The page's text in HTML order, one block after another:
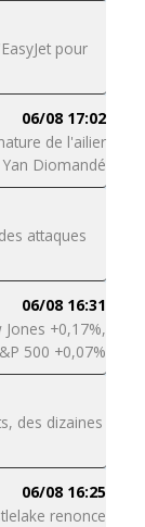
pour
06/08 17:02
de l'ailier
Diomandé
attaques
06/08 16:31
+0,17%,
500 +0,07%
des dizaines
06/08 16:25
renonce